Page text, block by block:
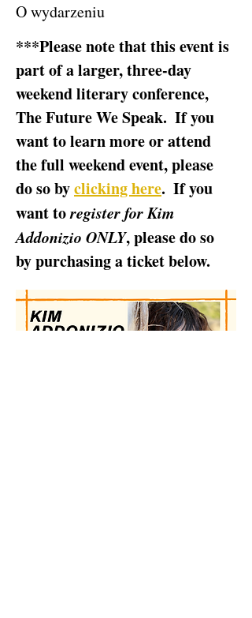
O wydarzeniu
***Please note that this event is
part of a larger, three-day
weekend literary conference,
The Future We Speak.  If you
want to learn more or attend
the full weekend event, please
do so by clicking here.  If you
want to register for Kim
Addonizio ONLY, please do so
by purchasing a ticket below.